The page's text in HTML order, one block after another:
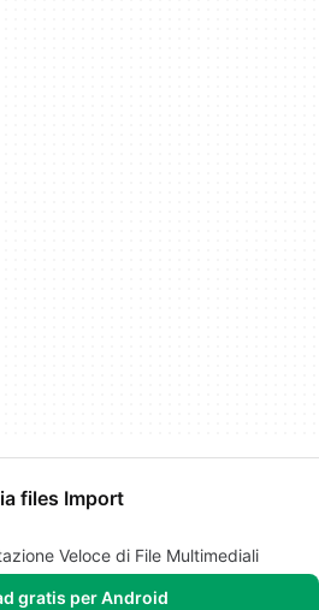
files Import
Veloce di File Multimediali
gratis per Android